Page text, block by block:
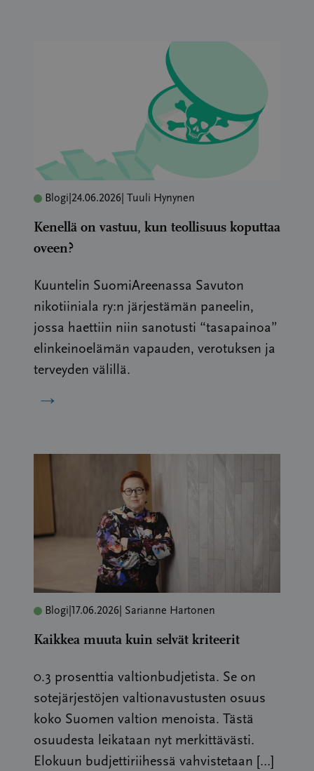
Blogi 24.06.2026 | Tuuli Hynynen
Kenellä on vastuu, kun teollisuus koputtaa
oveen?
Kuuntelin SuomiAreenassa Savuton
nikotiiniala ry:n järjestämän paneelin,
jossa haettiin niin sanotusti “tasapainoa”
elinkeinoelämän vapauden, verotuksen ja
terveyden välillä.
→
Blogi 17.06.2026 | Sarianne Hartonen
Kaikkea muuta kuin selvät kriteerit
0.3 prosenttia valtionbudjetista. Se on
sotejärjestöjen valtionavustusten osuus
koko Suomen valtion menoista. Tästä
osuudesta leikataan nyt merkittävästi.
Elokuun budjettiriihessä vahvistetaan […]